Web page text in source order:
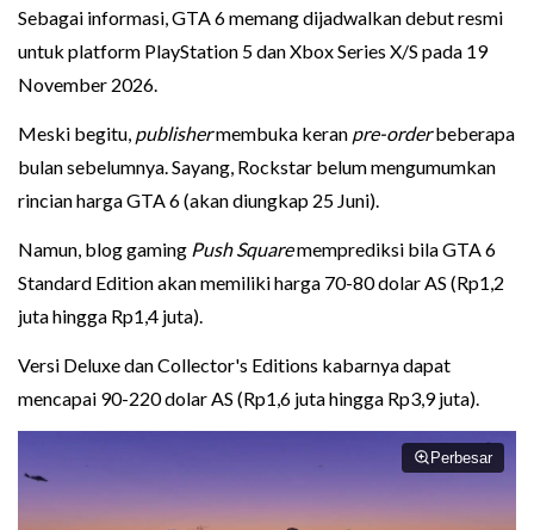
Sebagai informasi, GTA 6 memang dijadwalkan debut resmi
untuk platform PlayStation 5 dan Xbox Series X/S pada 19
November 2026.
Meski begitu, publishermembuka keran pre-orderbeberapa
bulan sebelumnya. Sayang, Rockstar belum mengumumkan
rincian harga GTA 6 (akan diungkap 25 Juni).
Namun, blog gaming Push Squarememprediksi bila GTA 6
Standard Edition akan memiliki harga 70-80 dolar AS (Rp1,2
juta hingga Rp1,4 juta).
Versi Deluxe dan Collector's Editions kabarnya dapat
mencapai 90-220 dolar AS (Rp1,6 juta hingga Rp3,9 juta).
Perbesar